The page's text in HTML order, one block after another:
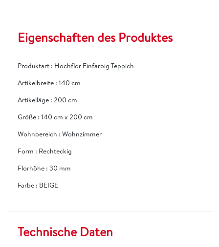
Eigenschaften des Produktes
Produktart : Hochflor Einfarbig Teppich
Artikelbreite : 140 cm
Artikelläge : 200 cm
Größe : 140 cm x 200 cm
Wohnbereich : Wohnzimmer
Form : Rechteckig
Florhöhe : 30 mm
Farbe : BEIGE
Technische Daten